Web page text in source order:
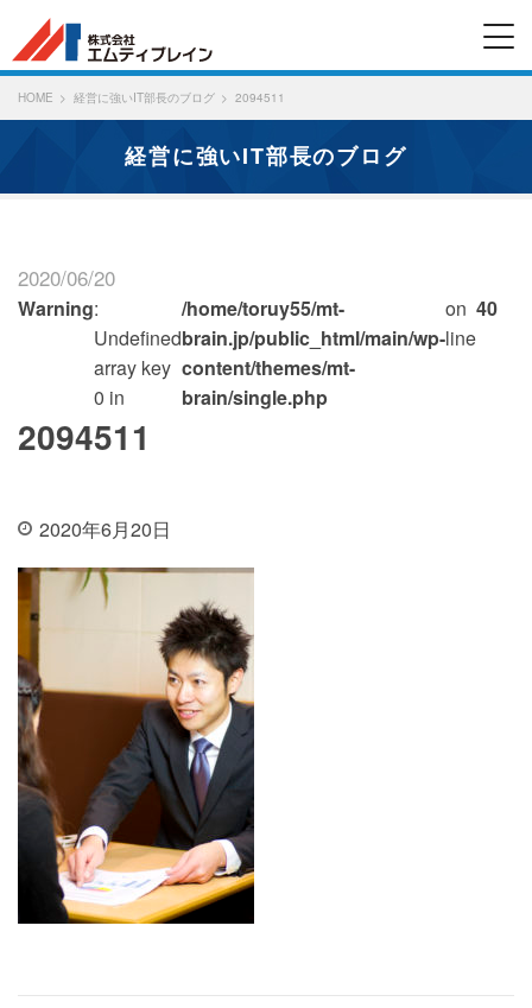
HOME 経営に強いIT部長のブログ 2094511
経営に強いIT部長のブログ
2020/06/20
Warning:
Undefined
array key
0 in
/home/toruy55/mt-
brain.jp/public_html/main/wp-
content/themes/mt-
brain/single.php
on
line
40
2094511
2020年6月20日